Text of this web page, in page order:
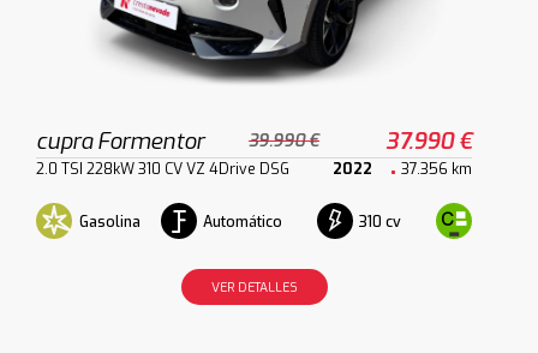
cupra Formentor 39.990 € 37.990 €
2.0 TSI 228kW 310 CV VZ 4Drive DSG 2022 37.356 km
Gasolina Automático 310 cv
VER DETALLES